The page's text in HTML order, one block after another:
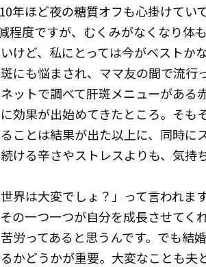
年ほど夜の糖質オフも心掛けてい
程度ですが、むくみがなくなり体
けど、私にとっては今がベストか
にも悩まされ、ママ友の間で流行
ットで調べて肝斑メニューがある
効果が出始めてきたところ。そも
ことは結果が出た以上に、同時に
ける辛さやストレスよりも、気持
界は大変でしょ？」って言われま
の一つ一つが自分を成長させてく
労ってあると思うんです。でも結
かどうかが重要。大変なことも